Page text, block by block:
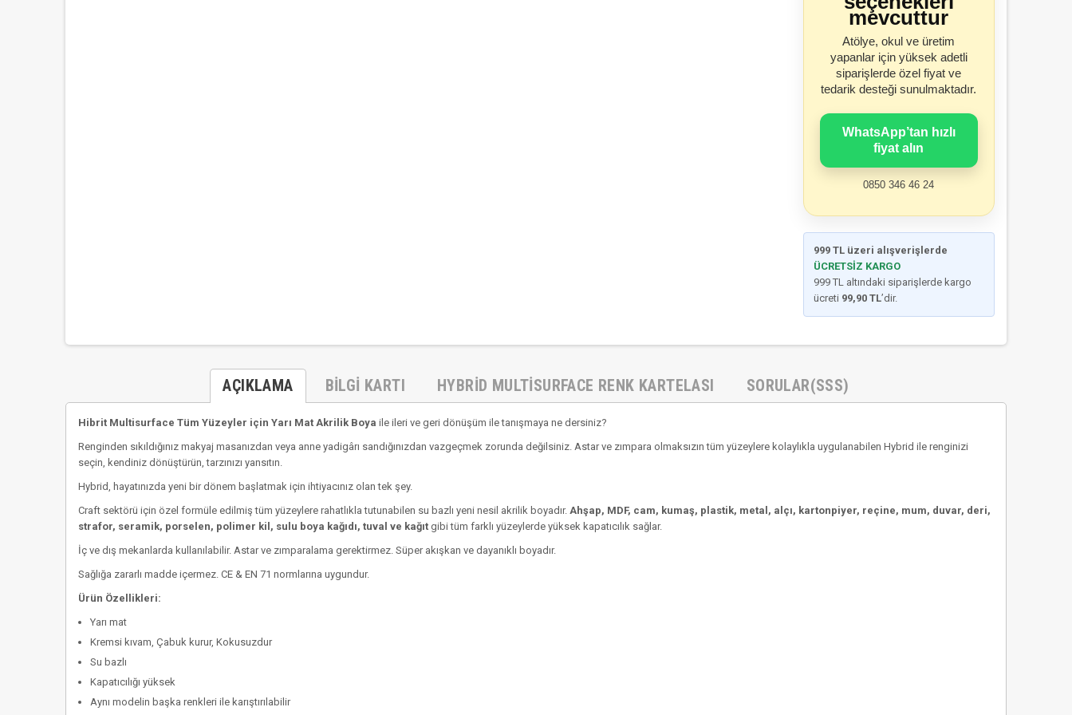
mevcuttur
Atölye, okul ve üretim
yapanlar için yüksek adetli
siparişlerde özel fiyat ve
tedarik desteği sunulmaktadır.
WhatsApp’tan hızlı
fiyat alın
0850 346 46 24
999 TL üzeri alışverişlerde
ÜCRETSİZ KARGO
999 TL altındaki siparişlerde kargo
ücreti 99,90 TL’dir.
AÇIKLAMA BILGI KARTI HYBRID MULTISURFACE RENK KARTELASI SORULAR(SSS)
Hibrit Multisurface Tüm Yüzeyler için Yarı Mat Akrilik Boya ile ileri ve geri dönüşüm ile tanışmaya ne dersiniz?
Renginden sıkıldığınız makyaj masanızdan veya anne yadigârı sandığınızdan vazgeçmek zorunda değilsiniz. Astar ve zımpara olmaksızın tüm yüzeylere kolaylıkla uygulanabilen Hybrid ile renginizi
seçin, kendiniz dönüştürün, tarzınızı yansıtın.
Hybrid, hayatınızda yeni bir dönem başlatmak için ihtiyacınız olan tek şey.
Craft sektörü için özel formüle edilmiş tüm yüzeylere rahatlıkla tutunabilen su bazlı yeni nesil akrilik boyadır. Ahşap, MDF, cam, kumaş, plastik, metal, alçı, kartonpiyer, reçine, mum, duvar, deri,
strafor, seramik, porselen, polimer kil, sulu boya kağıdı, tuval ve kağıt gibi tüm farklı yüzeylerde yüksek kapatıcılık sağlar.
İç ve dış mekanlarda kullanılabilir. Astar ve zımparalama gerektirmez. Süper akışkan ve dayanıklı boyadır.
Sağlığa zararlı madde içermez. CE & EN 71 normlarına uygundur.
Ürün Özellikleri:
Yarı mat
Kremsi kıvam, Çabuk kurur, Kokusuzdur
Su bazlı
Kapatıcılığı yüksek
Aynı modelin başka renkleri ile karıştırılabilir